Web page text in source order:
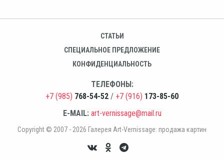
СТАТЬИ
СПЕЦИАЛЬНОЕ ПРЕДЛОЖЕНИЕ
КОНФИДЕНЦИАЛЬНОСТЬ
ТЕЛЕФОНЫ:
+7 (985) 768-54-52 / +7 (916) 173-85-60
E-MAIL: art-vernissage@mail.ru
Copyright © 2007 - 2026 Галерея Art-Vernissage: продажа картин